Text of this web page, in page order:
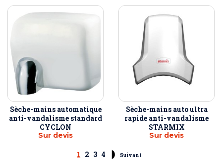
Sèche-mains automatique
anti-vandalisme standard
CYCLON
Sur devis
Sèche-mains auto ultra
rapide anti-vandalisme
STARMIX
Sur devis
1 2 3 4 Suivant